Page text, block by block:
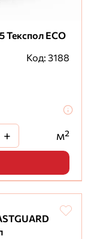
Текспол ECO
Код: 3188
+ м²